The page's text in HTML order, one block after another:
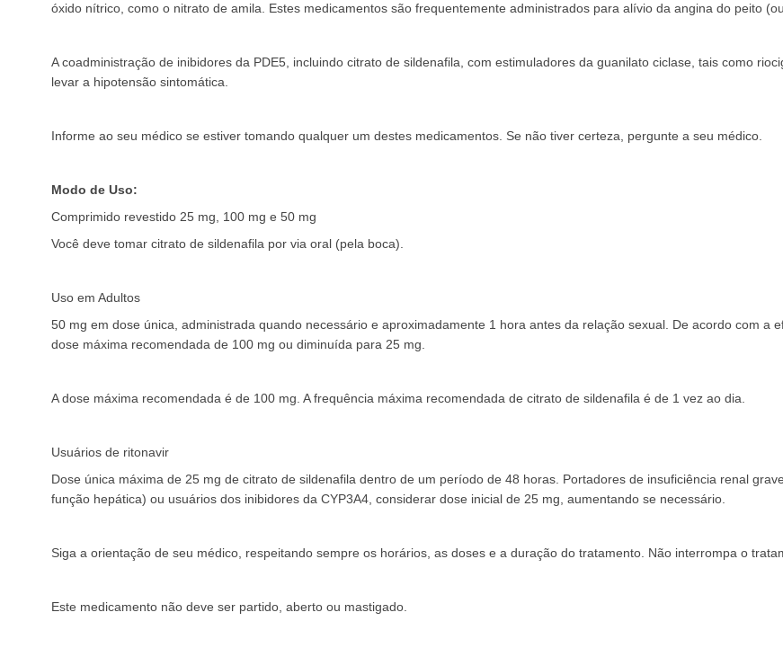
óxido nítrico, como o nitrato de amila. Estes medicamentos são frequentemente administrados para alívio da angina do peito
A coadministração de inibidores da PDE5, incluindo citrato de sildenafila, com estimuladores da guanilato ciclase, tais como
levar a hipotensão sintomática.
Informe ao seu médico se estiver tomando qualquer um destes medicamentos. Se não tiver certeza, pergunte a seu médico.
Modo de Uso:
Comprimido revestido 25 mg, 100 mg e 50 mg
Você deve tomar citrato de sildenafila por via oral (pela boca).
Uso em Adultos
50 mg em dose única, administrada quando necessário e aproximadamente 1 hora antes da relação sexual. De acordo com a
dose máxima recomendada de 100 mg ou diminuída para 25 mg.
A dose máxima recomendada é de 100 mg. A frequência máxima recomendada de citrato de sildenafila é de 1 vez ao dia.
Usuários de ritonavir
Dose única máxima de 25 mg de citrato de sildenafila dentro de um período de 48 horas. Portadores de insuficiência renal
função hepática) ou usuários dos inibidores da CYP3A4, considerar dose inicial de 25 mg, aumentando se necessário.
Siga a orientação de seu médico, respeitando sempre os horários, as doses e a duração do tratamento. Não interrompa o
Este medicamento não deve ser partido, aberto ou mastigado.